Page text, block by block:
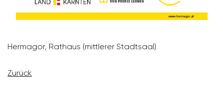
Hermagor, Rathaus (mitt­lerer Stadt­saal)
Zurück